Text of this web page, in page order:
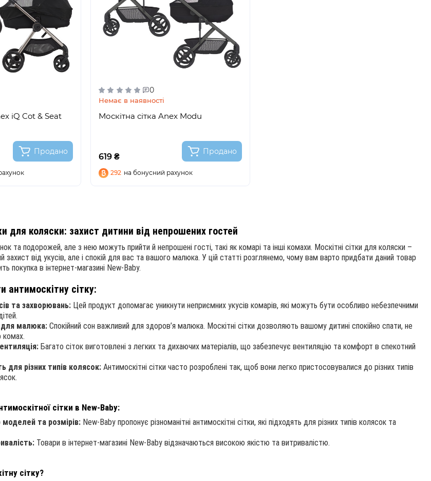
iQ Cot & Seat
Продано
0
Немає в наявності
Москітна сітка Anex Modu
619 ₴
Продано
292 на бонусний рахунок
для коляски: захист дитини від непрошених гостей
та подорожей, але з нею можуть прийти й непрошені гості, такі як комарі та інші комахи. Москітні сітки для коляски –
захист від укусів, але і спокій для вас та вашого малюка. У цій статті розглянемо, чому вам варто придбати даний товар
покупка в інтернет-магазині New-Baby.
антимоскітну сітку:
та захворювань:Цей продукт допомагає уникнути неприємних укусів комарів, які можуть бути особливо небезпечними
для малюка:Спокійний сон важливий для здоров’я малюка. Москітні сітки дозволяють вашому дитині спокійно спати, не
комах.
Багато сіток виготовлені з легких та дихаючих матеріалів, що забезпечує вентиляцію та комфорт в спекотний
для різних типів колясок:Антимоскітні сітки часто розроблені так, щоб вони легко пристосовувалися до різних типів
сітки в New-Baby:
та розмірів:New-Baby пропонує різноманітні антимоскітні сітки, які підходять для різних типів колясок та
Товари в інтернет-магазині New-Baby відзначаються високою якістю та витривалістю.
сітку?